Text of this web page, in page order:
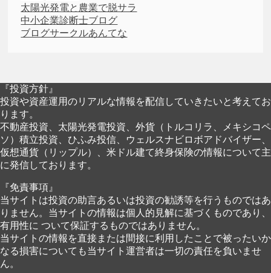
太陽光発電と農業で脱サラ
中小企業診断士ブログ
ブログサークルあんてな
『投資方針』
投資や資産運用のリアルな情報を配信していきたいと考えてお
ります。
不動産投資、太陽光発電投資、外貨（トルコリラ、メキシコペ
ソ）積立投資、ひふみ投信、ウェルスナビロボアドバイザー、
仮想通貨（リップル）、米ドル建て終身保険の情報について主
に発信しております。
『免責事項』
当サイトは投資の助言あるいは投資の勧誘等を行うものではあ
りません。当サイトの情報は個人的見解に基づくものであり、
有用性に ついて保証するものではありません。
当サイトの情報を直接または間接に利用したことで被ったいか
なる損害についても当サイト運営者は一切の責任を負いませ
ん。